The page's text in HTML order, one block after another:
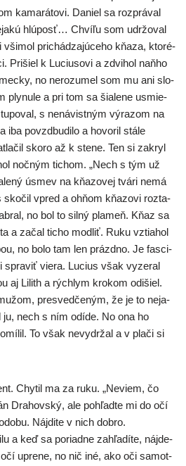
kama­rá­to­vi. Daniel sa roz­prá­val
hlú­posť… Chvíľu som udr­žo­val
vši­mol pri­chá­dza­jú­ce­ho kňa­za, kto­ré­
Prišiel k Luciusovi a zdvi­hol naň­ho
no nero­zu­mel som mu ani slo­
ply­nu­le a pri tom sa šia­le­ne usmie­
s nená­vist­ným výra­zom na
iba povzd­bu­di­lo a hovo­ril stá­le
sko­ro až k ste­ne. Ten si zakryl
noč­ným tichom. „Nech s tým už
úsmev na kňa­zo­vej tvá­ri nemá
sko­čil vpred a ohňom kňa­zo­vi roz­ta­
no bol to sil­ný pla­meň. Kňaz sa
a začal ticho mod­liť. Ruku vztia­hol
no bolo tam len práz­dno. Je fas­ci­
spra­viť vie­ra. Lucius však vyze­ral
aj Lilith a rých­lym kro­kom odišiel.
pre­sved­če­ným, že je to neja­
nech s ním odíde. No ona ho
To však nevy­dr­žal a v pla­či si
Chytil ma za ruku. „Neviem, čo
Drahovský, ale pohľad­te mi do očí
Nájdite v nich dob­ro.
a keď sa poriad­ne zahľa­dí­te, náj­de­
upre­ne, no nič iné, ako oči samot­